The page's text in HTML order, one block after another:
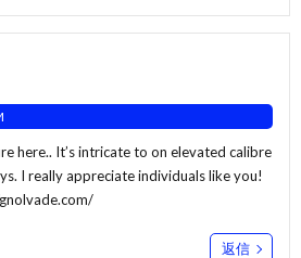
here.. It’s intricate to on elevated calibre
I really appreciate individuals like you!
返信